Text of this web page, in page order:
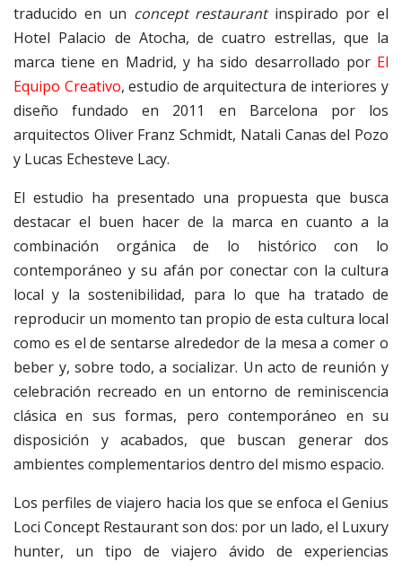
traducido en un concept restaurant inspirado por el
Hotel Palacio de Atocha, de cuatro estrellas, que la
marca tiene en Madrid, y ha sido desarrollado porEl
Equipo Creativo, estudio de arquitectura de interiores y
diseño fundado en 2011 en Barcelona por los
arquitectos Oliver Franz Schmidt, Natali Canas del Pozo
y Lucas Echesteve Lacy.
El estudio ha presentado una propuesta que busca
destacar el buen hacer de la marca en cuanto a la
combinación orgánica de lo histórico con lo
contemporáneo y su afán por conectar con la cultura
local y la sostenibilidad, para lo que ha tratado de
reproducir un momento tan propio de esta cultura local
como es el de sentarse alrededor de la mesa a comer o
beber y, sobre todo, a socializar. Un acto de reunión y
celebración recreado en un entorno de reminiscencia
clásica en sus formas, pero contemporáneo en su
disposición y acabados, que buscan generar dos
ambientes complementarios dentro del mismo espacio.
Los perfiles de viajero hacia los que se enfoca el Genius
Loci Concept Restaurant son dos: por un lado, el Luxury
hunter, un tipo de viajero ávido de experiencias